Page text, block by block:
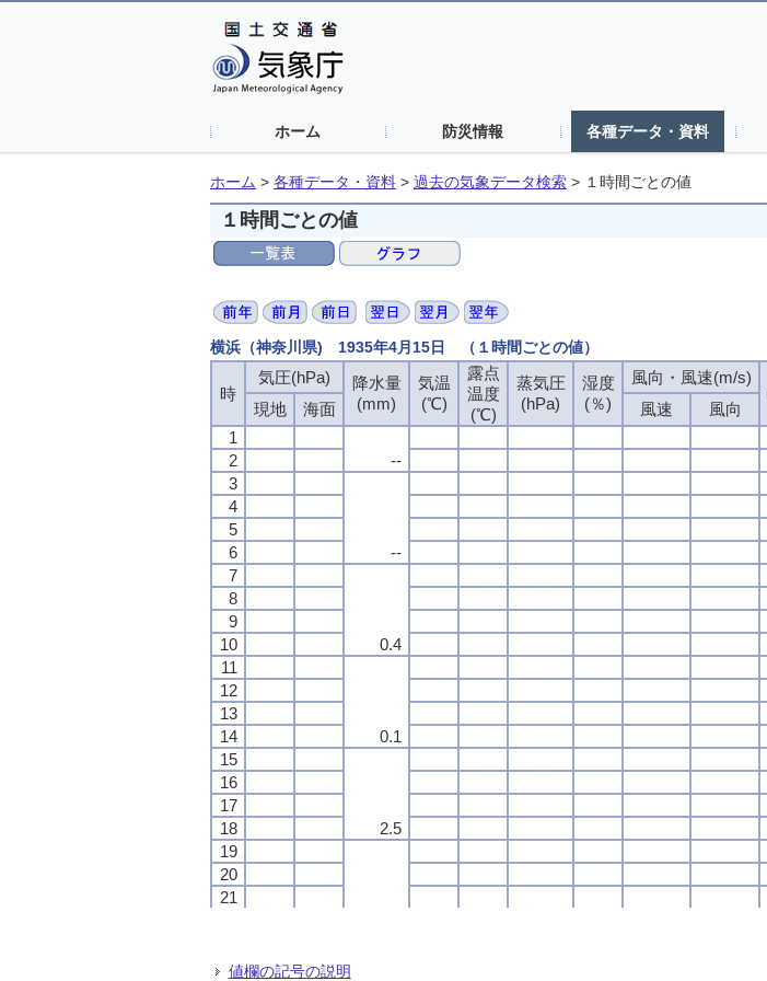
ホーム 防災情報 各種データ・資料
ホーム > 各種データ・資料 > 過去の気象データ検索 > １時間ごとの値
１時間ごとの値
横浜（神奈川県) 1935年4月15日 （１時間ごとの値）
時
気圧(hPa)
降水量
(mm)
気温
(℃)
露点
温度
(℃)
蒸気圧
(hPa)
湿度
(％)
風向・風速(m/s)
現地 海面 風速 風向
1
--
2
3
--
4
5
6
7
0.4
8
9
10
11
0.1
12
13
14
15
2.5
16
17
18
19
20
21
24
時
気圧(hPa)
降水量
(mm)
気温
(℃)
露点
温度
(℃)
蒸気圧
(hPa)
湿度
(％)
風向・風速(m/s)
現地 海面 風速 風向
1
--
2
3
--
4
5
6
7
0.4
8
9
10
11
0.1
12
13
14
15
2.5
16
17
18
19
20
21
24
時
気圧(hPa)
降水量
(mm)
気温
(℃)
露点
温度
(℃)
蒸気圧
(hPa)
湿度
(％)
風向・風速(m/s)
現地 海面 風速 風向
1
--
2
3
--
4
5
6
7
0.4
8
9
10
11
0.1
12
13
14
15
2.5
16
17
18
19
20
21
24
時
気圧(hPa)
降水量
(mm)
気温
(℃)
露点
温度
(℃)
蒸気圧
(hPa)
湿度
(％)
風向・風速(m/s)
現地 海面 風速 風向
1
--
2
3
--
4
5
6
7
0.4
8
9
10
11
0.1
12
13
14
15
2.5
16
17
18
19
20
21
24
値欄の記号の説明